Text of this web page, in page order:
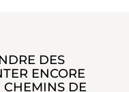
DES
ENCORE
CHEMINS DE